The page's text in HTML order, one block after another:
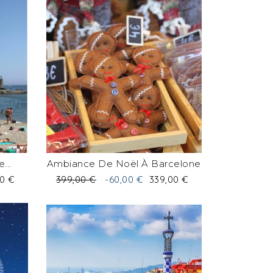
€
Ambiance De Noël À Barcelone
Prix
399,00 € -60,00 € Prix
339,00 €